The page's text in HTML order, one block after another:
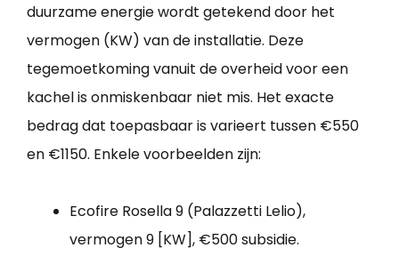
duurzame energie wordt getekend door het
vermogen (KW) van de installatie. Deze
tegemoetkoming vanuit de overheid voor een
kachel is onmiskenbaar niet mis. Het exacte
bedrag dat toepasbaar is varieert tussen €550
en €1150. Enkele voorbeelden zijn:
Ecofire Rosella 9 (Palazzetti Lelio),
vermogen 9 [KW], €500 subsidie.